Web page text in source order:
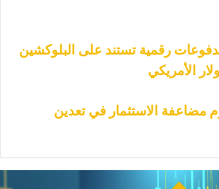
رقمية تستند على البلوكشين
الأمريكي
مضاعفة الاستثمار في تعدين